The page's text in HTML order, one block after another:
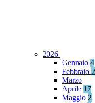
2026
Gennaio 4
Febbraio 2
Marzo
Aprile 17
Maggio 2